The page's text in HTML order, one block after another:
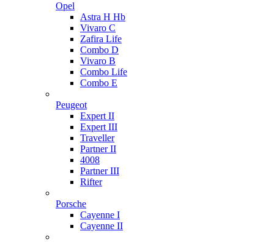
Opel
Astra H Hb
Vivaro C
Zafira Life
Combo D
Vivaro B
Combo Life
Combo E
Peugeot
Expert II
Expert III
Traveller
Partner II
4008
Partner III
Rifter
Porsche
Cayenne I
Cayenne II